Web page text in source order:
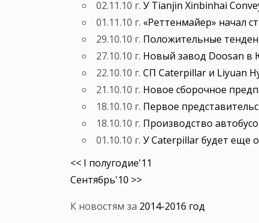
02.11.10 г. У Tianjin Xinbinhai
01.11.10 г. «Реттенмайер» начал
29.10.10 г. Положительные
27.10.10 г. Новый завод Doosan в
22.10.10 г. СП Caterpillar и Liyuan
21.10.10 г. Новое сборочное
18.10.10 г. Первое
18.10.10 г. Производство
01.10.10 г. У Caterpillar будет еще
<< I полугодие'11
Сентябрь'10 >>
К новостям за 2014-2016 год